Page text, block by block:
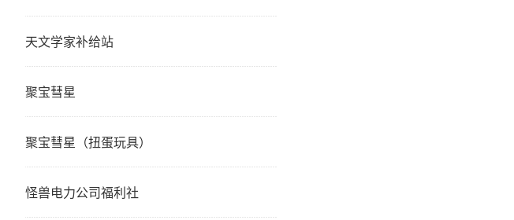
天文学家补给站
聚宝彗星
聚宝彗星（扭蛋玩具）
怪兽电力公司福利社